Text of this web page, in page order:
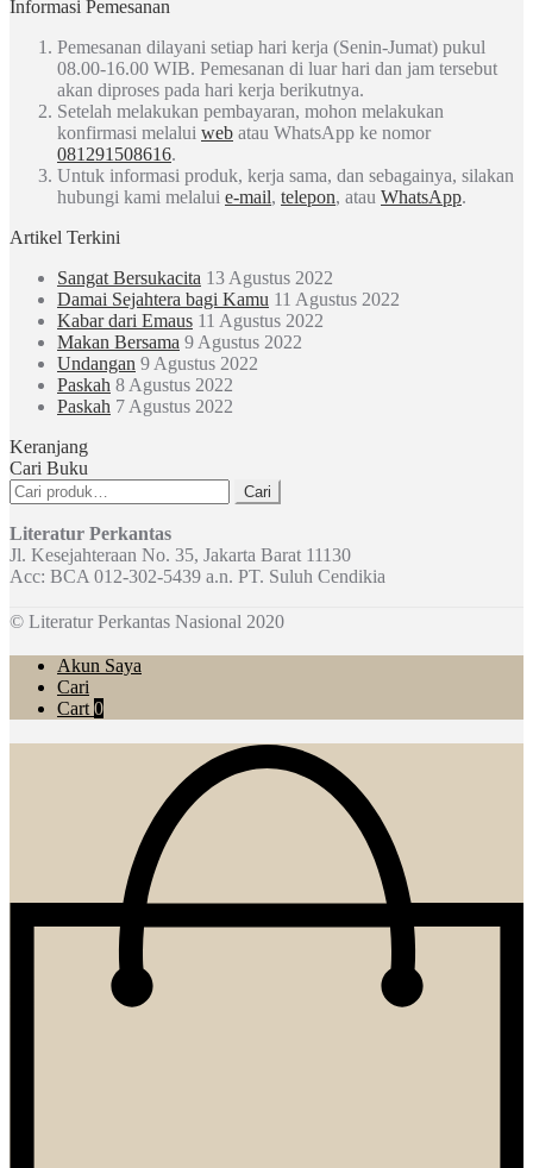
Informasi Pemesanan
Pemesanan dilayani setiap hari kerja (Senin-Jumat) pukul
08.00-16.00 WIB. Pemesanan di luar hari dan jam tersebut
akan diproses pada hari kerja berikutnya.
Setelah melakukan pembayaran, mohon melakukan
konfirmasi melalui web atau WhatsApp ke nomor
081291508616.
Untuk informasi produk, kerja sama, dan sebagainya, silakan
hubungi kami melalui e-mail, telepon, atau WhatsApp.
Artikel Terkini
Sangat Bersukacita 13 Agustus 2022
Damai Sejahtera bagi Kamu 11 Agustus 2022
Kabar dari Emaus 11 Agustus 2022
Makan Bersama 9 Agustus 2022
Undangan 9 Agustus 2022
Paskah 8 Agustus 2022
Paskah 7 Agustus 2022
Keranjang
Cari Buku
Pencarian
untuk:
Cari
Literatur Perkantas
Jl. Kesejahteraan No. 35, Jakarta Barat 11130
Acc: BCA 012-302-5439 a.n. PT. Suluh Cendikia
© Literatur Perkantas Nasional 2020
Akun Saya
Cari
Cart 0